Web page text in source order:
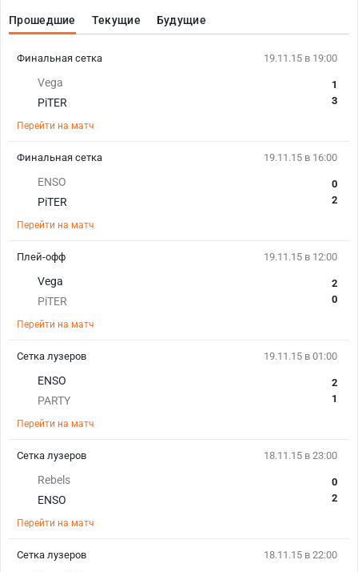
Прошедшие Текущие Будущие
19.11.15 в 19:00
Vega
PiTER
1
3
Перейти на матч
Финальная сетка
19.11.15 в 16:00
ENSO
PiTER
0
2
Перейти на матч
Финальная сетка
19.11.15 в 12:00
Vega
PiTER
2
0
Перейти на матч
Плей-офф
19.11.15 в 01:00
ENSO
PARTY
2
1
Перейти на матч
Сетка лузеров
18.11.15 в 23:00
Rebels
ENSO
0
2
Перейти на матч
Сетка лузеров
18.11.15 в 22:00
Сетка лузеров